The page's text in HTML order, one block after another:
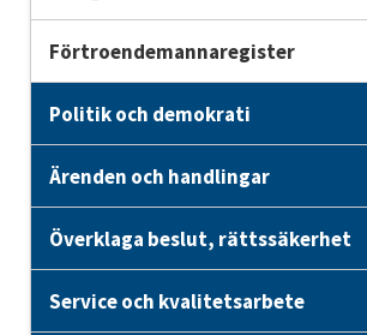
Förtroendemannaregister
Politik och demokrati
Ärenden och handlingar
Överklaga beslut, rättssäkerhet
Service och kvalitetsarbete